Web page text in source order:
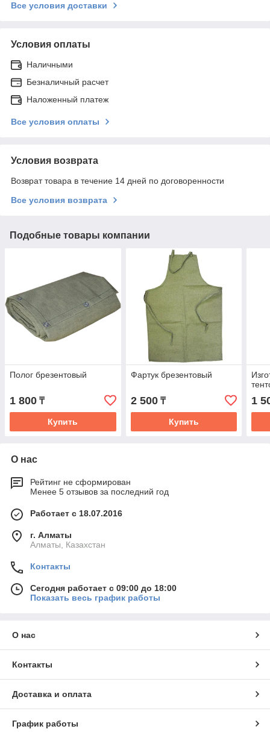
Все условия доставки
Условия оплаты
Наличными
Безналичный расчет
Наложенный платеж
Все условия оплаты
Условия возврата
Возврат товара в течение 14 дней по договоренности
Все условия возврата
Подобные товары компании
Полог брезентовый
1 800 ₸
Купить
Фартук брезентовый
2 500₸
Купить
1
О нас
Рейтинг не сформирован
Менее 5 отзывов за последний год
Работает с 18.07.2016
г. Алматы
Алматы, Казахстан
Контакты
Сегодня работает с 09:00 до 18:00
Показать весь график работы
О нас
Контакты
Доставка и оплата
График работы